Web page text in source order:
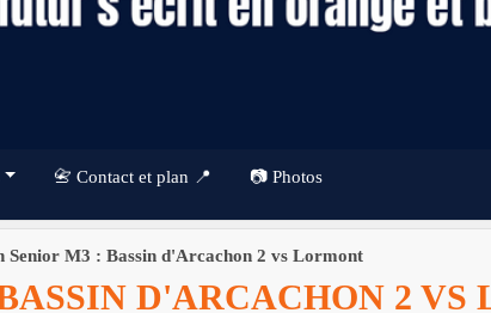
📇 Contact et plan 📍 📷 Photos
Senior M3 : Bassin d'Arcachon 2 vs Lormont
D'ARCACHON 2 VS